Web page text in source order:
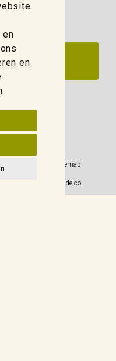
en
en
Sitemap
© 2026 Weidelco